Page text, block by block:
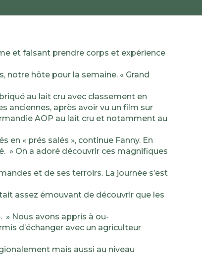
et faisant prendre corps et expérience
notre hôte pour la semaine. « Grand
au lait cru avec classement en
anciennes, après avoir vu un film sur
AOP au lait cru et notamment au
« prés salés », continue Fanny. En
» On a adoré découvrir ces magnifiques
et de ses terroirs. La journée s’est
assez émouvant de découvrir que les
» Nous avons appris à ou-
d’échanger avec un agriculteur
mais aussi au niveau